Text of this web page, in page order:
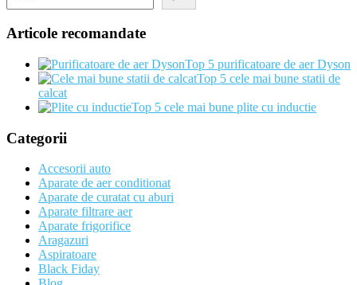
Articole recomandate
Top 5 purificatoare de aer Dyson
Top 5 cele mai bune statii de
calcat
Top 5 cele mai bune plite cu inductie
Categorii
Accesorii auto
Aparate de aer conditionat
Aparate de curatat cu aburi
Aparate filtrare aer
Aparate frigorifice
Aragazuri
Aspiratoare
Black Fiday